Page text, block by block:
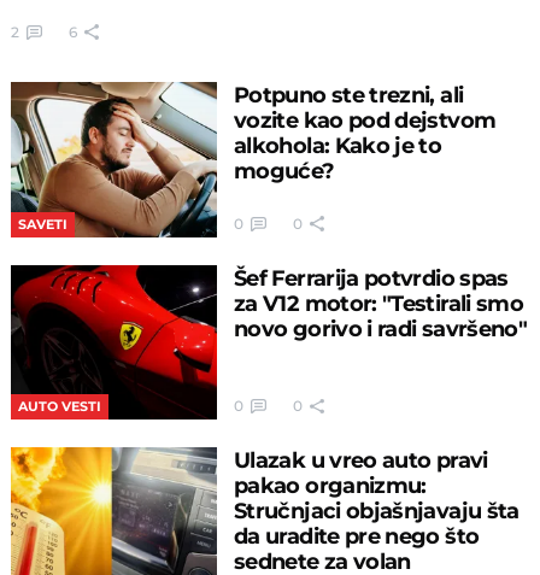
2 6
SAVETI
Potpuno ste trezni, ali
vozite kao pod dejstvom
alkohola: Kako je to
moguće?
0 0
AUTO VESTI
Šef Ferrarija potvrdio spas
za V12 motor: "Testirali smo
novo gorivo i radi savršeno"
0 0
Ulazak u vreo auto pravi
pakao organizmu:
Stručnjaci objašnjavaju šta
da uradite pre nego što
sednete za volan